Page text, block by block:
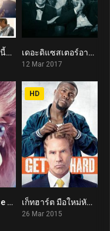
6.5
อะแฟมิลี่แมน ชื่อนี้ใครก็รัก A Family Man (2017) 7.4
เดอะดิแซสเตอร์อาร์ติสท์ The Disaster Artist (2017)
12 Mar 2017
5.9ฮอร์ส เกิร์ล Horse Girl (2020) 6.0
HD
เก็ทฮาร์ต มือใหม่หัดห้าว Get Hard (2015)
26 Mar 2015